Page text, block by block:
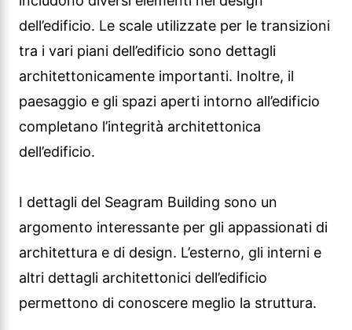
I dettagli del Seagram Building sono un
argomento interessante per gli appassionati di
architettura e di design. L’esterno, gli interni e
altri dettagli architettonici dell’edificio
permettono di conoscere meglio la struttura.
Impatto del Seagram Building
Il Seagram Building ha avuto un grande
impatto sul mondo dell’architettura. È
considerato un punto di riferimento nel campo
dell’architettura con il suo approccio